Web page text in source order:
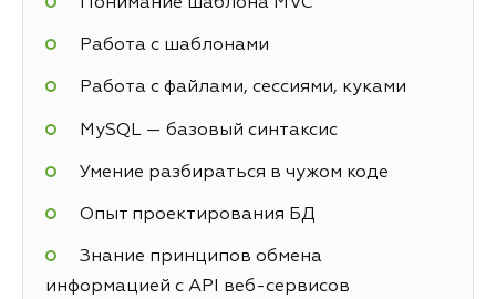
Работа с шаблонами
Работа с файлами, сессиями, куками
MySQL — базовый синтаксис
Умение разбираться в чужом коде
Опыт проектирования БД
Знание принципов обмена
информацией с API веб-сервисов